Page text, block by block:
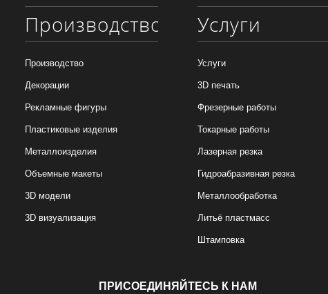
Производство
Производство
Декорации
Рекламные фигуры
Пластиковые изделия
Металлоизделия
Объемные макеты
3D модели
3D визуализация
Услуги
Услуги
3D печать
Фрезерные работы
Токарные работы
Лазерная резка
Гидроабразивная резка
Металлообработка
Литьё пластмасс
Штамповка
ПРИСОЕДИНЯЙТЕСЬ К НАМ